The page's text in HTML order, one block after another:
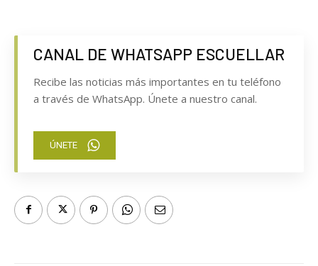
CANAL DE WHATSAPP ESCUELLAR
Recibe las noticias más importantes en tu teléfono
a través de WhatsApp. Únete a nuestro canal.
ÚNETE